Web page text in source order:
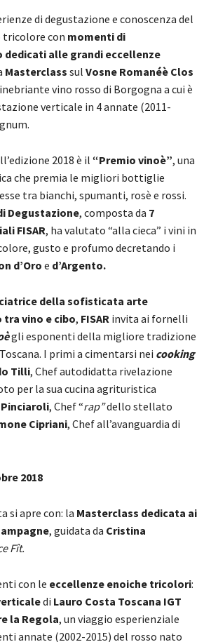
di degustazione e conoscenza del
con momenti di
alle grandi eccellenze
Masterclass sul Vosne Romanéè Clos
vino rosso di Borgogna a cui è
verticale in 4 annate (2011-
2018 è il “Premio vinoè”, una
che premia le migliori bottiglie
tra bianchi, spumanti, rosè e rossi.
Degustazione, composta da 7
FISAR, ha valutato “alla cieca” i vini in
gusto e profumo decretando i
d’Oro e d’Argento.
della sofisticata arte
tra vino e cibo, FISAR invita ai fornelli
gli esponenti della migliore tradizione
I primi a cimentarsi nei cooking
Tilli, Chef autodidatta rivelazione
per la sua cucina agrituristica
, Chef “rap”dello stellato
Cipriani, Chef all’avanguardia di
2018
si apre con: la Masterclass dedicata ai
, guidata da Cristina
Fît.
con le eccellenze enoiche tricolori:
di Lauro Costa Toscana IGT
la Regola, un viaggio esperienziale
annate (2002-2015) del rosso nato